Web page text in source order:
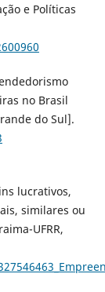
e Políticas
no Brasil
do Sul].
lucrativos,
similares ou
UFRR,